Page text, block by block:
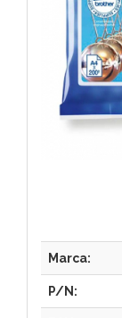
Marca:
P/N: